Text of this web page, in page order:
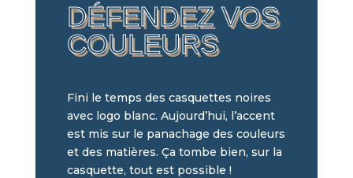
DÉFENDEZ VOS
COULEURS
Fini le temps des casquettes noires
avec logo blanc. Aujourd’hui, l’accent
est mis sur le panachage des couleurs
et des matières. Ça tombe bien, sur la
casquette, tout est possible !